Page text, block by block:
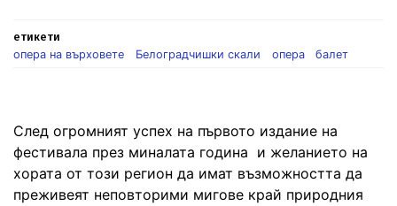
етикети
опера на върховете
Белоградчишки скали опера балет
След огромният успех на първото издание на
фестивала през миналата година и желанието на
хората от този регион да имат възможността да
преживеят неповторими мигове край природния